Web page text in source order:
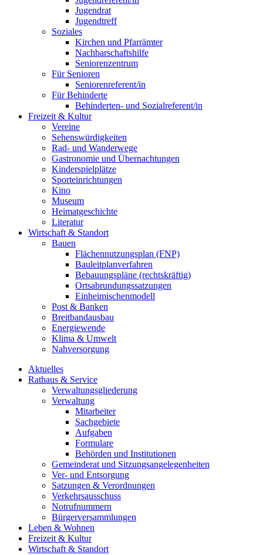
Jugendrat
Jugendtreff
Soziales
Kirchen und Pfarrämter
Nachbarschaftshilfe
Seniorenzentrum
Für Senioren
Seniorenreferent/in
Für Behinderte
Behinderten- und Sozialreferent/in
Freizeit & Kultur
Vereine
Sehenswürdigkeiten
Rad- und Wanderwege
Gastronomie und Übernachtungen
Kinderspielplätze
Sporteinrichtungen
Kino
Museum
Heimatgeschichte
Literatur
Wirtschaft & Standort
Bauen
Flächennutzungsplan (FNP)
Bauleitplanverfahren
Bebauungspläne (rechtskräftig)
Ortsabrundungssatzungen
Einheimischenmodell
Post & Banken
Breitbandausbau
Energiewende
Klima & Umwelt
Nahversorgung
Aktuelles
Rathaus & Service
Verwaltungsgliederung
Verwaltung
Mitarbeiter
Sachgebiete
Aufgaben
Formulare
Behörden und Institutionen
Gemeinderat und Sitzungsangelegenheiten
Ver- und Entsorgung
Satzungen & Verordnungen
Verkehrsausschuss
Notrufnummern
Bürgerversammlungen
Leben & Wohnen
Freizeit & Kultur
Wirtschaft & Standort